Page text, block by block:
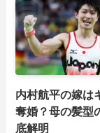
内村航平の嫁は
奪婚？母の髪型
底解明